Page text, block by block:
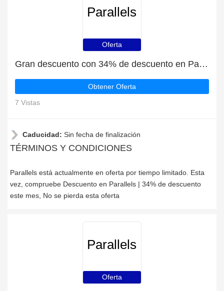
Parallels
Oferta
Gran descuento con 34% de descuento en Parallels
Obtener Oferta
7 Vistas
Caducidad: Sin fecha de finalización
TÉRMINOS Y CONDICIONES
Parallels está actualmente en oferta por tiempo limitado. Esta
vez, compruebe Descuento en Parallels | 34% de descuento
este mes, No se pierda esta oferta
Parallels
Oferta